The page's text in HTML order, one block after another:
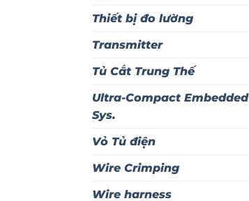
Thiết bị đo lường
Transmitter
Tủ Cắt Trung Thế
Ultra-Compact Embedded
Sys.
Vỏ Tủ điện
Wire Crimping
Wire harness